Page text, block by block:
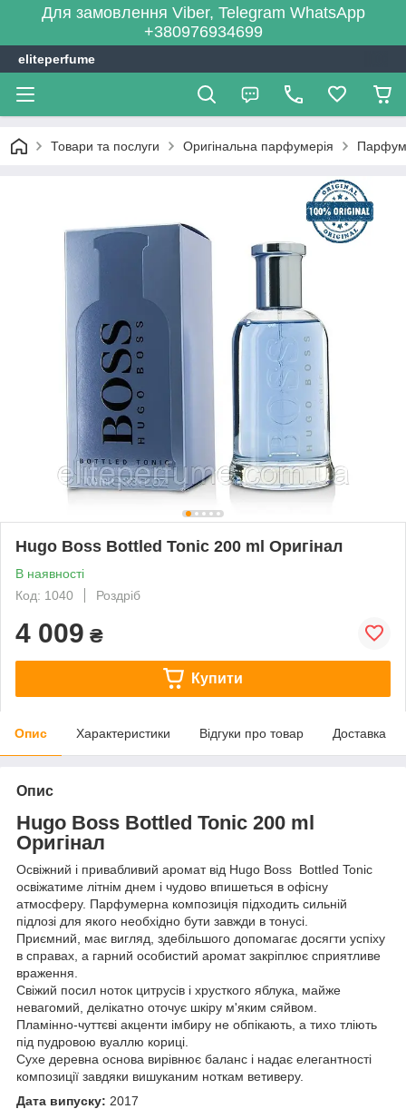
Для замовлення Viber, Telegram WhatsApp
+380976934699
eliteperfume
Товари та послуги Оригінальна парфумерія
Hugo Boss Bottled Tonic 200 ml Оригінал
В наявності
Код: 1040
Роздріб
4 009 ₴
Купити
Опис Характеристики Відгуки про товар Доставка
Опис
Hugo Boss Bottled Tonic 200 ml
Оригінал
Освіжний і привабливий аромат від Hugo Boss Bottled Tonic
освіжатиме літнім днем і чудово впишеться в офісну
атмосферу. Парфумерна композиція підходить сильній
підлозі для якого необхідно бути завжди в тонусі.
Приємний, має вигляд, здебільшого допомагає досягти успіху
в справах, а гарний особистий аромат закріплює сприятливе
враження.
Свіжий посил ноток цитрусів і хрусткого яблука, майже
невагомий, делікатно оточує шкіру м'яким сяйвом.
Пламінно-чуттєві акценти імбиру не обпікають, а тихо тліють
під пудровою вуаллю кориці.
Сухе деревна основа вирівнює баланс і надає елегантності
композиції завдяки вишуканим ноткам ветиверу.
Дата випуску: 2017